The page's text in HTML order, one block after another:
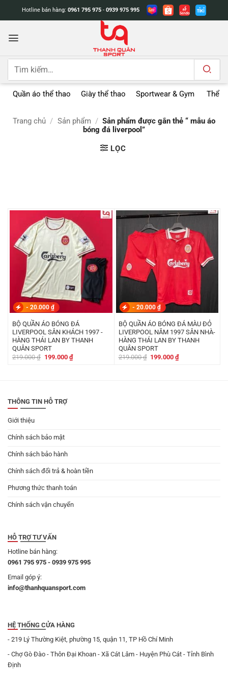
dung
Hotline bán hàng: 0961 795 975 - 0939 975 995
Tìm
Quần áo thể thao Giày thể thao Sportwear & Gym Thể
Trang chủ / Sản phẩm / Sản phẩm được gắn thẻ “ mẫu áo
bóng đá liverpool”
LỌC
- 20.000 ₫
BỘ QUẦN ÁO BÓNG ĐÁ
LIVERPOOL SÂN KHÁCH 1997 -
HÀNG THÁI LAN BY THANH
QUÂN SPORT
219.000₫ Giá
199.000 ₫Giá
hiện
- 20.000 ₫
BỘ QUẦN ÁO BÓNG ĐÁ MÀU ĐỎ
LIVERPOOL NĂM 1997 SÂN NHÀ-
HÀNG THÁI LAN BY THANH
QUÂN SPORT
219.000₫ Giá
199.000₫Giá
THÔNG TIN HỖ TRỢ
Giới thiệu
Chính sách bảo mật
Chính sách bảo hành
Chính sách đổi trả & hoàn tiền
Phương thức thanh toán
Chính sách vận chuyển
HỖ TRỢ TƯ VẤN
Hotline bán hàng:
0961 795 975 - 0939 975 995
Email góp ý:
info@thanhquansport.com
HỆ THỐNG CỬA HÀNG
- 219 Lý Thường Kiệt, phường 15, quận 11, TP Hồ Chí Minh
- Chợ Gò Đào - Thôn Đại Khoan - Xã Cát Lâm - Huyện Phù Cát - Tỉnh Bình
Định